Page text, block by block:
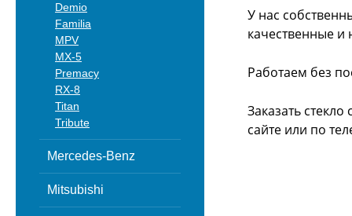
Demio
Familia
MPV
MX-5
Premacy
RX-8
Titan
Tribute
Mercedes-Benz
Mitsubishi
У нас
качественные и
Работаем без
Заказать
сайте или по